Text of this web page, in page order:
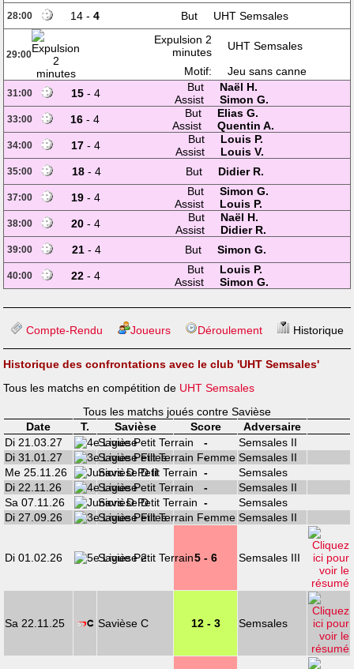
28:00 14 - 4 But UHT Semsales
29:00
Expulsion 2
minutes
UHT Semsales
Motif:
Jeu sans canne
31:00 15- 4 But
Naël H.
Assist
Simon G.
33:00 16- 4 But
Elias G.
Assist
Quentin A.
34:00 17- 4 But
Louis P.
Assist
Louis V.
35:00 18 - 4 But Didier R.
37:00 19- 4 But
Simon G.
Assist
Louis P.
38:00 20- 4 But
Naël H.
Assist
Didier R.
39:00 21- 4 But Simon G.
40:00 22- 4 But
Louis P.
Assist
Simon G.
Compte-Rendu Joueurs Déroulement Historique
Historique des confrontations avec le club 'UHT Semsales'
Tous les matchs en compétition de UHT Semsales
Tous les matchs joués contre Savièse
Date
T. Savièse Score
Adversaire
Di 21.03.27
Savièse -
Semsales II
Di 31.01.27
Savièse Filles -
Semsales II
Me 25.11.26
Savièse D II -
Semsales
Di 22.11.26
Savièse -
Semsales II
Sa 07.11.26
Savièse D -
Semsales
Di 27.09.26
Savièse Filles - Semsales II
Di 01.02.26 Savièse 2 5 - 6 Semsales III
Sa 22.11.25 Savièse C 12 - 3 Semsales